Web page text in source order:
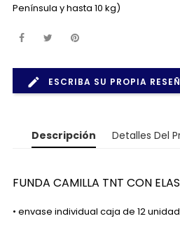
Península y hasta 10 kg)
ESCRIBA SU PROPIA
Descripción Detalles Del
FUNDA CAMILLA TNT CON
• envase individual caja de 12